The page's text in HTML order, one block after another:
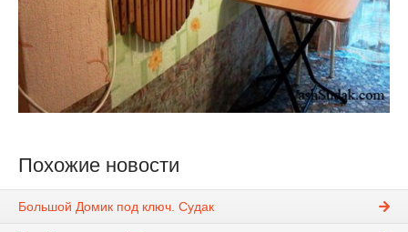
Похожие новости
Большой Домик под ключ. Судак